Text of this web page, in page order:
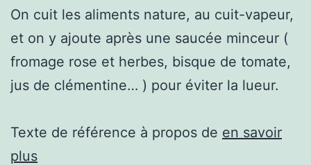
On cuit les aliments nature, au cuit-vapeur,
et on y ajoute après une saucée minceur (
fromage rose et herbes, bisque de tomate,
jus de clémentine… ) pour éviter la lueur.
Texte de référence à propos de en savoir
plus